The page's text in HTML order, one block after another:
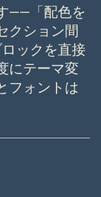
——「配色を
クション間
ックを直接
にテーマ変
フォントは